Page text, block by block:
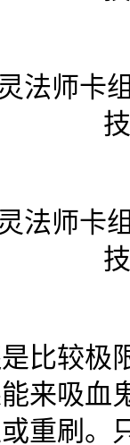
较极
来吸血
重刷。